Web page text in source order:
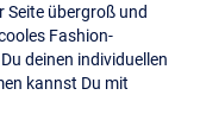
Seite übergroß und
Fashion-
deinen individuellen
kannst Du mit